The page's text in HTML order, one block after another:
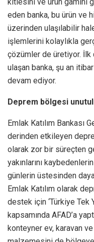
kitlesini ve ürün
eden banka, bu ürün ve
üzerinden ulaşılabilir
işlemlerini kolaylıkla
çözümler de üretiyor. İlk
ulaşan banka, şu an
devam ediyor.
Deprem bölgesi
Emlak Katılım Bankası
derinden etkileyen
olarak zor bir süreçten
yakınlarını
günlerin üstesinden
Emlak Katılım olarak
destek için ‘Türkiye Tek
kapsamında AFAD’a
konteyner ev, karavan